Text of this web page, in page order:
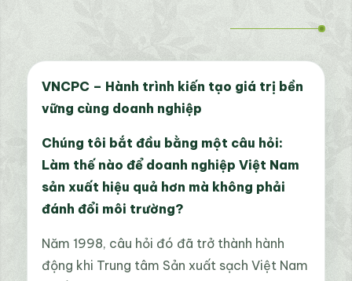
VNCPC – Hành trình kiến tạo giá trị bền
vững cùng doanh nghiệp
Chúng tôi bắt đầu bằng một câu hỏi:
Làm thế nào để doanh nghiệp Việt Nam
sản xuất hiệu quả hơn mà không phải
đánh đổi môi trường?
Năm 1998, câu hỏi đó đã trở thành hành
động khi Trung tâm Sản xuất sạch Việt Nam